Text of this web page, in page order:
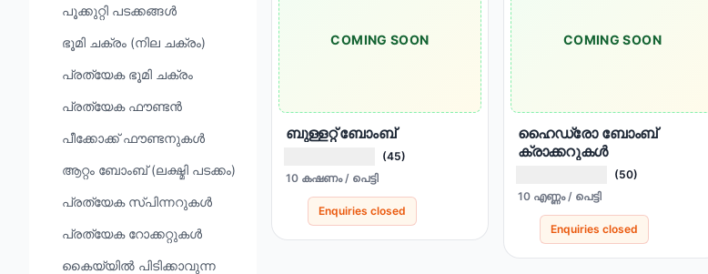
പൂക്കുറ്റി പടക്കങ്ങൾ
ഭൂമി ചക്രം (നില ചക്രം)
പ്രത്യേക ഭൂമി ചക്രം
പ്രത്യേക ഫൗണ്ടൻ
പീക്കോക്ക് ഫൗണ്ടനുകൾ
ആറ്റം ബോംബ് (ലക്ഷ്മി പടക്കം)
പ്രത്യേക സ്പിന്നറുകൾ
പ്രത്യേക റോക്കറ്റുകൾ
കൈയ്യിൽ പിടിക്കാവുന്ന
COMING SOON
ബുള്ളറ്റ് ബോംബ്
(45)
10 കഷണം / പെട്ടി
Enquiries closed
COMING SOON
ഹൈഡ്രോ ബോംബ്
ക്രാക്കറുകൾ
(50)
10 എണ്ണം / പെട്ടി
Enquiries closed